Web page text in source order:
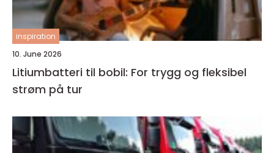
inspiration
10. June 2026
Litiumbatteri til bobil: For trygg og fleksibel
strøm på tur